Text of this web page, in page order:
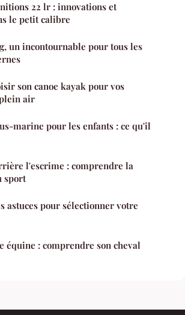
22 lr : innovations et
le petit calibre
un incontournable pour tous les
son canoe kayak pour vos
air
marine pour les enfants : ce qu'il
l'escrime : comprendre la
sport
astuces pour sélectionner votre
équine : comprendre son cheval